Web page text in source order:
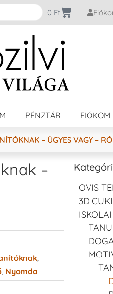
0 Ft
PÉNZTÁR FIÓKOM
– ÜGYES VAGY –
–
,
, Nyomda
OVIS
3D